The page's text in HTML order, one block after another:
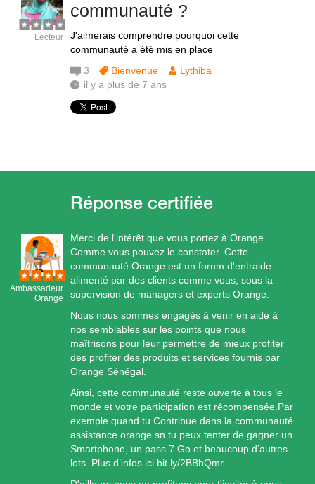
communauté ?
J'aimerais comprendre pourquoi cette
communauté a été mis en place
Lecteur
3 Bienvenue
Lythiba
il y a plus de 7 ans
Ambassadeur
Orange
Merci de l'intérêt que vous portez à Orange
Comme vous pouvez le constater. Cette
communauté Orange est un forum d'entraide
alimenté par des clients comme vous, sous la
supervision de managers et experts Orange.
Nous nous sommes engagés à venir en aide à
nos semblables sur les points que nous
maîtrisons pour leur permettre de mieux profiter
des profiter des produits et services fournis par
Orange Sénégal.
Ainsi, cette communauté reste ouverte à tous le
monde et votre participation est récompensée.Par
exemple quand tu Contribue dans la communauté
assistance.orange.sn tu peux tenter de gagner un
Smartphone, un pass 7 Go et beaucoup d’autres
lots. Plus d’infos ici bit.ly/2BBhQmr